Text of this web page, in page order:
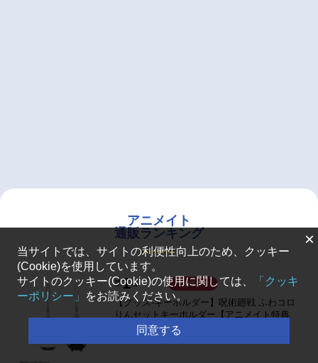
アニメイト
通販ランキング
第1位
【グッズ-キーホルダー】呪術廻戦 ふわコロ
りんセットキーホルダー【アニメイト特典
予約受付中
×
当サイトでは、サイトの利便性向上のため、クッキー
(Cookie)を使用しています。
サイトのクッキー(Cookie)の使用に関しては、
「クッキ
ーポリシー」
をお読みください。
同意する